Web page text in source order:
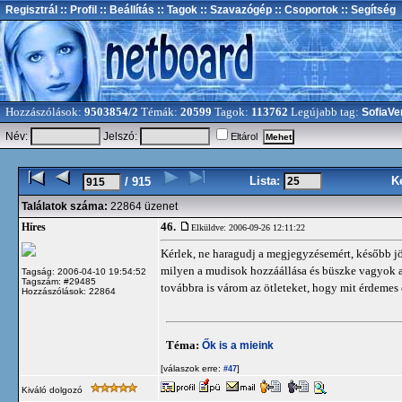
Regisztrál :: Profil :: Beállítás :: Tagok :: Szavazógép :: Csoportok :: Segítség
Hozzászólások: 9503854/2 Témák: 20599 Tagok: 113762 Legújabb tag:
Név:
Jelszó: Eltárol
/ 915 Lista:
Találatok száma: 22864 üzenet
Híres
Tagság: 2006-04-10 19:54:52
Tagszám: #29485
Hozzászólások: 22864
46. Elküldve: 2006-09-26 12:11:22
Kérlek, ne haragudj a megjegyzésemért,
milyen a mudisok hozzáállása és büszke
továbbra is várom az ötleteket, hogy mit
Téma: Ők is a mieink
[válaszok erre: #47]
Kiváló dolgozó